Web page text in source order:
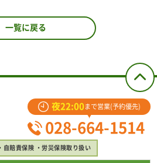
一覧に戻る
夜22:00 まで営業(予約優先)
028-664-1514
自賠責保険 労災保険取り扱い